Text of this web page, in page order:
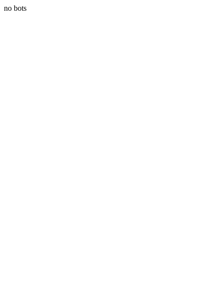
no bots